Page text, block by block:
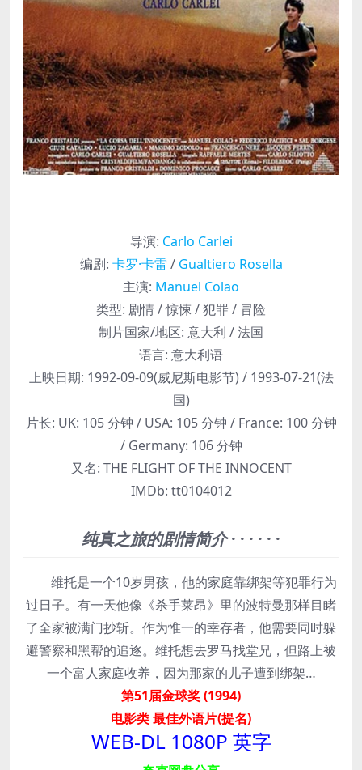
导演: Carlo Carlei
编剧: 卡罗·卡雷/ Gualtiero Rosella
主演: Manuel Colao
类型: 剧情 / 惊悚 / 犯罪 / 冒险
制片国家/地区: 意大利 / 法国
语言: 意大利语
上映日期: 1992-09-09(威尼斯电影节) / 1993-07-21(法
国)
片长: UK: 105 分钟 / USA: 105 分钟 / France: 100 分钟
/ Germany: 106 分钟
又名: THE FLIGHT OF THE INNOCENT
IMDb: tt0104012
纯真之旅的剧情简介· · · · · ·
维托是一个10岁男孩，他的家庭靠绑架等犯罪行为
过日子。有一天他像《杀手莱昂》里的波特曼那样目睹
了全家被满门抄斩。作为惟一的幸存者，他需要同时躲
避警察和黑帮的追逐。维托想去罗马找堂兄，但路上被
一个富人家庭收养，因为那家的儿子遭到绑架…
第51届金球奖 (1994)
电影类 最佳外语片(提名)
WEB-DL 1080P 英字